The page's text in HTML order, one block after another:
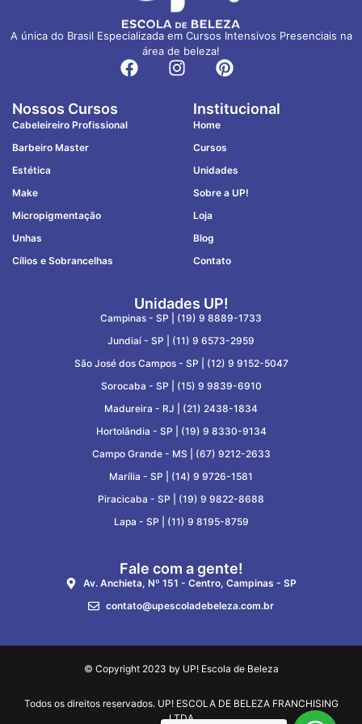
A única do Brasil Especializada em Cursos Intensivos Presenciais na
área de beleza!
Nossos Cursos
Cabeleireiro Profissional
Barbeiro Master
Estética
Make
Micropigmentação
Unhas
Cílios e Sobrancelhas
Institucional
Home
Cursos
Unidades
Sobre a UP!
Loja
Blog
Contato
Unidades UP!
Campinas - SP | (19) 9 8889-1733
Jundiaí - SP | (11) 9 6573-2959
São José dos Campos - SP | (12) 9 9152-5047
Sorocaba - SP | (15) 9 9839-6910
Madureira - RJ | (21) 2438-1834
Hortolândia - SP | (19) 9 8330-9134
Campo Grande - MS | (67) 9212-2633
Marília - SP | (14) 9 9726-1581
Piracicaba - SP | (19) 9 9822-8688
Lapa - SP | (11) 9 8195-8759
Fale com a gente!
Av. Anchieta, Nº 151 - Centro, Campinas - SP
contato@upescoladebeleza.com.br
© Copyright 2023 by UP! Escola de Beleza
Todos os direitos reservados. UP! ESCOLA DE BELEZA FRANCHISING
LTDA